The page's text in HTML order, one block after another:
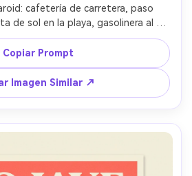
cafetería de carretera, paso
de sol en la playa, gasolinera al
con subtítulos tipo manuscrito
de ruta conectándolos, banda de
coloración cálida y nostálgica
de papel mate texturizado,
lente de 85mm, poca
de campo --ar 4:5
Copiar Prompt
Imagen Similar ↗